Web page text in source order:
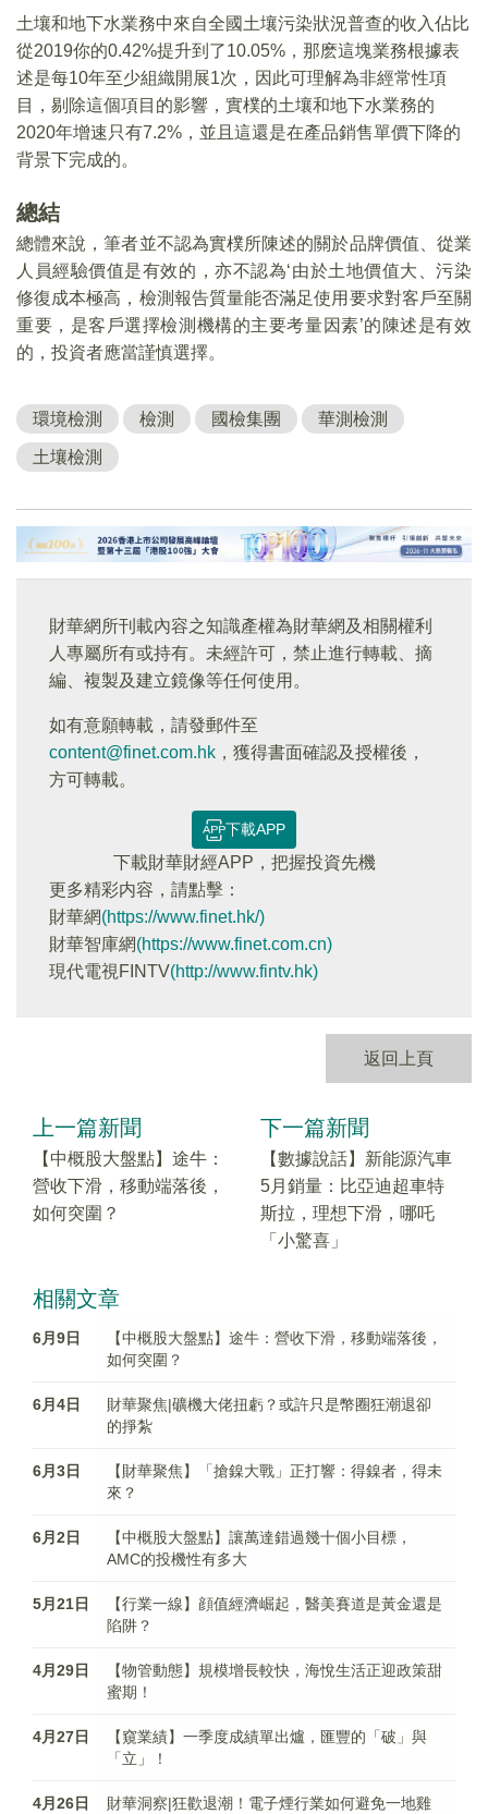
土壤和地下水業務中來自全國土壤污染狀況普查的收入佔比
從2019你的0.42%提升到了10.05%，那麽這塊業務根據表
述是每10年至少組織開展1次，因此可理解為非經常性項
目，剔除這個項目的影響，實樸的土壤和地下水業務的
2020年增速只有7.2%，並且這還是在產品銷售單價下降的
背景下完成的。
總結
總體來說，筆者並不認為實樸所陳述的關於品牌價值、從業
人員經驗價值是有效的，亦不認為‘由於土地價值大、污染
修復成本極高，檢測報告質量能否滿足使用要求對客戶至關
重要，是客戶選擇檢測機構的主要考量因素’的陳述是有效
的，投資者應當謹慎選擇。
環境檢測 檢測 國檢集團 華測檢測
土壤檢測
財華網所刊載內容之知識產權為財華網及相關權利
人專屬所有或持有。未經許可，禁止進行轉載、摘
編、複製及建立鏡像等任何使用。
如有意願轉載，請發郵件至
content@finet.com.hk ，獲得書面確認及授權後，
方可轉載。
下載APP
下載財華財經APP，把握投資先機
更多精彩内容，請點擊：
財華網(https://www.finet.hk/)
財華智庫網(https://www.finet.com.cn)
現代電視FINTV(http://www.fintv.hk)
返回上頁
上一篇新聞
【中概股大盤點】途牛：
營收下滑，移動端落後，
如何突圍？
下一篇新聞
【數據說話】新能源汽車
5月銷量：比亞迪超車特
斯拉，理想下滑，哪吒
「小驚喜」
相關文章
6月9日
【中概股大盤點】途牛：營收下滑，移動端落後，
如何突圍？
6月4日
財華聚焦|礦機大佬扭虧？或許只是幣圈狂潮退卻
的掙紮
6月3日
【財華聚焦】「搶鎳大戰」正打響：得鎳者，得未
來？
6月2日
【中概股大盤點】讓萬達錯過幾十個小目標，
AMC的投機性有多大
5月21日
【行業一線】顔值經濟崛起，醫美賽道是黃金還是
陷阱？
4月29日
【物管動態】規模增長較快，海悅生活正迎政策甜
蜜期！
4月27日
【窺業績】一季度成績單出爐，匯豐的「破」與
「立」！
4月26日
財華洞察|狂歡退潮！電子煙行業如何避免一地雞